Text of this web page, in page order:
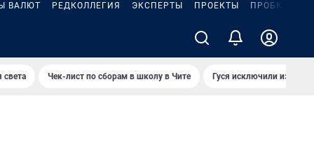
ВАЛЮТ РЕДКОЛЛЕГИЯ ЭКСПЕРТЫ ПРОЕКТЫ ПРОБКИ
света Чек-лист по сборам в школу в Чите Гуся исключили из